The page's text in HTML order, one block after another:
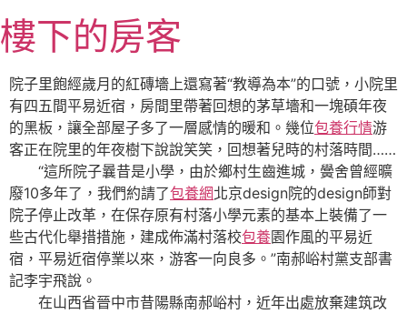
至
主
要
內
容
樓下的房客
院子里飽經歲月的紅磚墻上還寫著“教導為本”的口號，小院里
有四五間平易近宿，房間里帶著回想的茅草墻和一塊碩年夜
的黑板，讓全部屋子多了一層感情的暖和。幾位包養行情游
客正在院里的年夜樹下說說笑笑，回想著兒時的村落時間……
“這所院子曩昔是小學，由於鄉村生齒進城，黌舍曾經曠
廢10多年了，我們約請了包養網北京design院的design師對
院子停止改革，在保存原有村落小學元素的基本上裝備了一
些古代化舉措措施，建成佈滿村落校包養園作風的平易近
宿，平易近宿停業以來，游客一向良多。”南郝峪村黨支部書
記李宇飛說。
在山西省晉中市昔陽縣南郝峪村，近年出處放棄建筑改